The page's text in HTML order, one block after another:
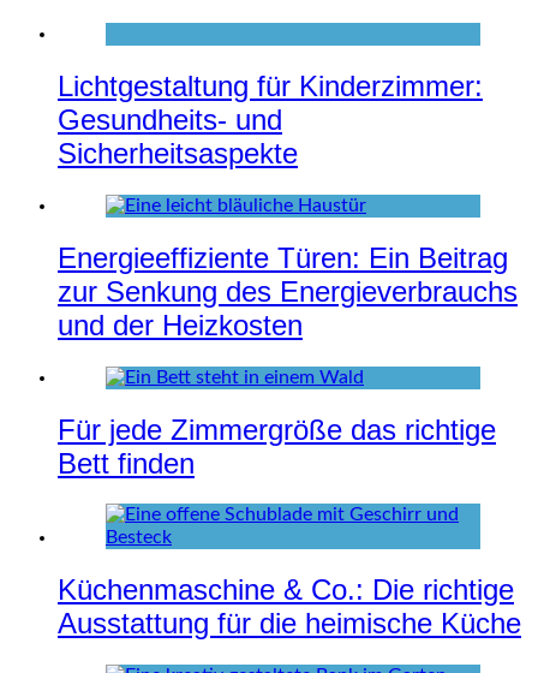
Lichtgestaltung für Kinderzimmer:
Gesundheits- und
Sicherheitsaspekte
Energieeffiziente Türen: Ein Beitrag
zur Senkung des Energieverbrauchs
und der Heizkosten
Für jede Zimmergröße das richtige
Bett finden
Küchenmaschine & Co.: Die richtige
Ausstattung für die heimische Küche